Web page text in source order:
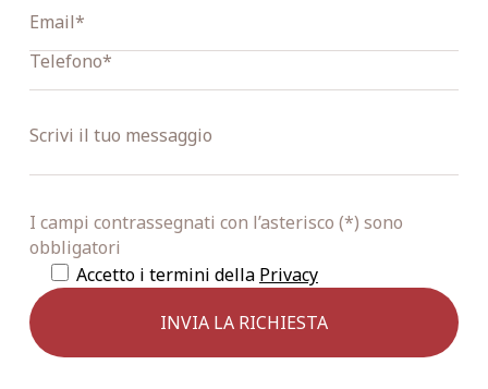
I campi contrassegnati con l’asterisco (*) sono
obbligatori
Accetto i termini della Privacy